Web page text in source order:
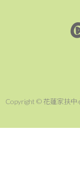
Copyright © 花蓮家扶中